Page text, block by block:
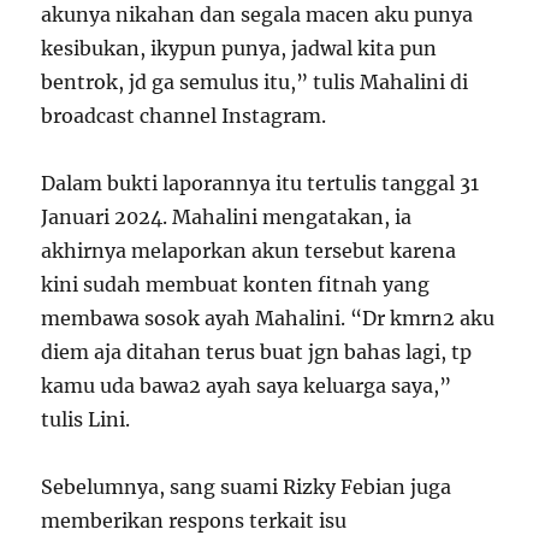
akunya nikahan dan segala macen aku punya
kesibukan, ikypun punya, jadwal kita pun
bentrok, jd ga semulus itu,” tulis Mahalini di
broadcast channel Instagram.
Dalam bukti laporannya itu tertulis tanggal 31
Januari 2024. Mahalini mengatakan, ia
akhirnya melaporkan akun tersebut karena
kini sudah membuat konten fitnah yang
membawa sosok ayah Mahalini. “Dr kmrn2 aku
diem aja ditahan terus buat jgn bahas lagi, tp
kamu uda bawa2 ayah saya keluarga saya,”
tulis Lini.
Sebelumnya, sang suami Rizky Febian juga
memberikan respons terkait isu